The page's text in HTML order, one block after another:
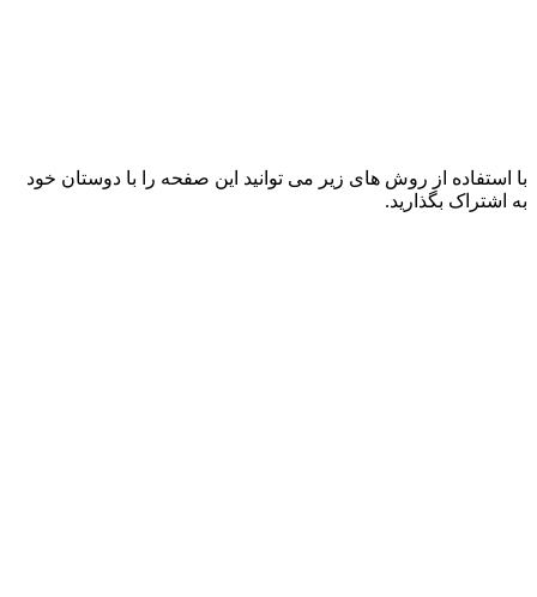
با استفاده از روش های زیر می توانید این صفحه را با دوستان خود
به اشتراک بگذارید.